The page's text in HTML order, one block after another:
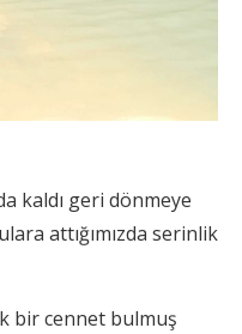
kaldı geri dönmeye
attığımızda serinlik
bir cennet bulmuş